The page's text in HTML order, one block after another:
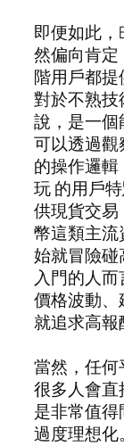
即便如此，
然偏向肯定
階用戶都提
對於不熟技
說，是一
可以透過觀
的操作邏
玩 的用戶
供現貨交易
幣這類主流
始就冒險碰
入門的人
價格波動
就追求高報
當然，任何
很多人會直
是非常值
過度理想化